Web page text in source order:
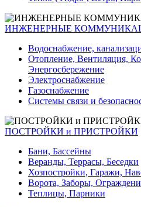
ИНЖЕНЕРНЫЕ
Водоснабжение,
Отопление, Вентиляция,
Энергосбережение
Электроснабжение
Газоснабжение
Системы связи и
ПОСТРОЙКИ и ПРИСТРОЙКИ
Бани, Бассейны
Веранды, Террасы, Беседки
Хозпостройки, Гаражи,
Ворота, Заборы,
Теплицы, Парники